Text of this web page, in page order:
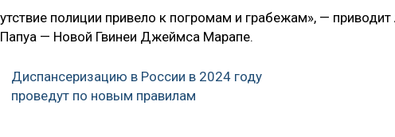
полиции привело к погромам и грабежам», — приводит
— Новой Гвинеи Джеймса Марапе.
Диспансеризацию в России в 2024 году
проведут по новым правилам